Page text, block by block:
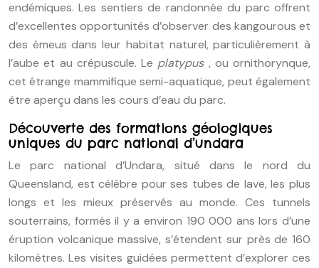
endémiques. Les sentiers de randonnée du parc offrent
d’excellentes opportunités d’observer des kangourous et
des émeus dans leur habitat naturel, particulièrement à
l’aube et au crépuscule. Le platypus , ou ornithorynque,
cet étrange mammifique semi-aquatique, peut également
être aperçu dans les cours d’eau du parc.
Découverte des formations géologiques
uniques du parc national d’undara
Le parc national d’Undara, situé dans le nord du
Queensland, est célèbre pour ses tubes de lave, les plus
longs et les mieux préservés au monde. Ces tunnels
souterrains, formés il y a environ 190 000 ans lors d’une
éruption volcanique massive, s’étendent sur près de 160
kilomètres. Les visites guidées permettent d’explorer ces